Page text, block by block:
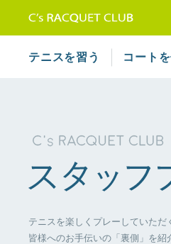
テニスを習う コート
テニスを楽しくプレーしていた
皆様へのお手伝いの「裏側」を紹